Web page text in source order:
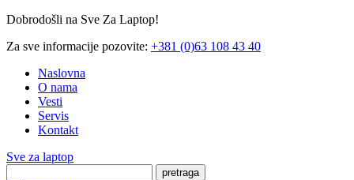
Dobrodošli na Sve Za Laptop!
Za sve informacije pozovite: +381 (0)63 108 43 40
Naslovna
O nama
Vesti
Servis
Kontakt
Sve za laptop
pretraga